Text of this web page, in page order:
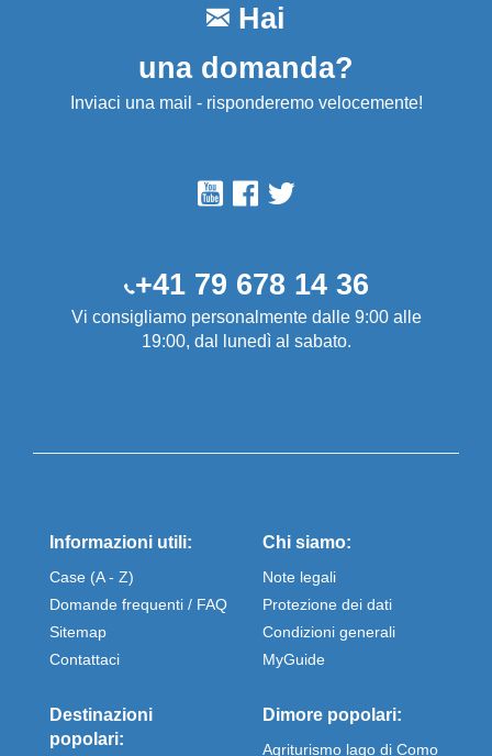
Hai
una domanda?
Inviaci una mail - risponderemo velocemente!
+41 79 678 14 36
Vi consigliamo personalmente dalle 9:00 alle
19:00, dal lunedì al sabato.
Informazioni utili:
Case (A - Z)
Domande frequenti / FAQ
Sitemap
Contattaci
Chi siamo:
Note legali
Protezione dei dati
Condizioni generali
MyGuide
Destinazioni
popolari:
Dimore popolari:
Agriturismo lago di Como